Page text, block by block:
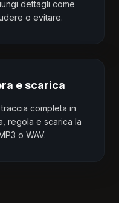
dettagli come
o evitare.
e scarica
completa in
regola e scarica la
o WAV.